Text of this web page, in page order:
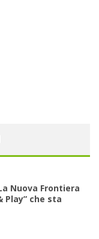
Nuova Frontiera
Play” che sta